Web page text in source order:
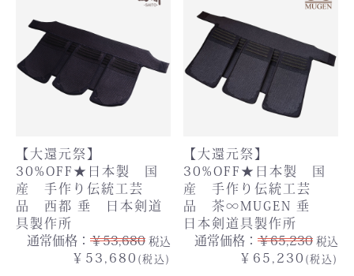
【大還元祭】
30%OFF★日本製 国
産 手作り伝統工芸
品 西都 垂 日本剣道
具製作所
通常価格： ￥53,680 税込
￥53,680 (税込)
【大還元祭】
30%OFF★日本製 国
産 手作り伝統工芸
品 茶∞MUGEN 垂
日本剣道具製作所
通常価格： ￥65,230 税込
￥65,230 (税込)